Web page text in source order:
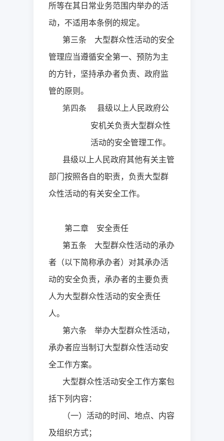
所等在其日常业务范围内举办的活
动，不适用本条例的规定。
第三条 大型群众性活动的安全
管理应当遵循安全第一、预防为主
的方针，坚持承办者负责、政府监
管的原则。
第四条
县级以上人民政府公
安机关负责大型群众性
活动的安全管理工作。
县级以上人民政府其他有关主管
部门按照各自的职责，负责大型群
众性活动的有关安全工作。
第二章 安全责任
第五条 大型群众性活动的承办
者（以下简称承办者）对其承办活
动的安全负责，承办者的主要负责
人为大型群众性活动的安全责任
人。
第六条 举办大型群众性活动，
承办者应当制订大型群众性活动安
全工作方案。
大型群众性活动安全工作方案包
括下列内容：
（一）活动的时间、地点、内容
及组织方式；